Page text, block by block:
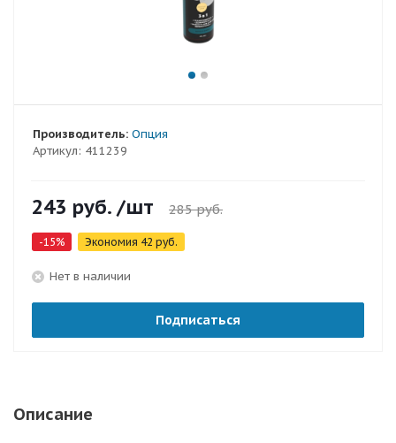
Артикул: 411239
Производитель: Опция
243 руб. /шт 285руб.
-15% Экономия 42 руб.
Нет в наличии
Подписаться
Описание